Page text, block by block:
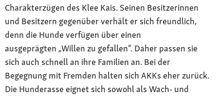
Charakterzügen des Klee Kais. Seinen Besitzerinnen
und Besitzern gegenüber verhält er sich freundlich,
denn die Hunde verfügen über einen
ausgeprägten „Willen zu gefallen“. Daher passen sie
sich auch schnell an ihre Familien an. Bei der
Begegnung mit Fremden halten sich AKKs eher zurück.
Die Hunderasse eignet sich sowohl als Wach- und